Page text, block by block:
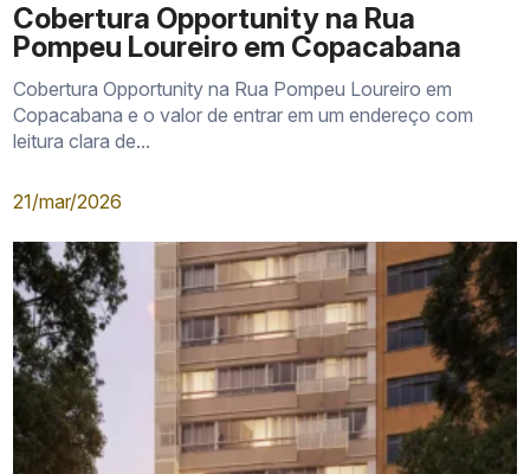
Cobertura Opportunity na Rua
Pompeu Loureiro em Copacabana
Cobertura Opportunity na Rua Pompeu Loureiro em
Copacabana e o valor de entrar em um endereço com
leitura clara de...
21/mar/2026